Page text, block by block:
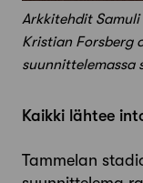
Arkkitehdit
Kristian ­Forsberg
suunnittelemassa
Kaikki lähtee
Tammelan